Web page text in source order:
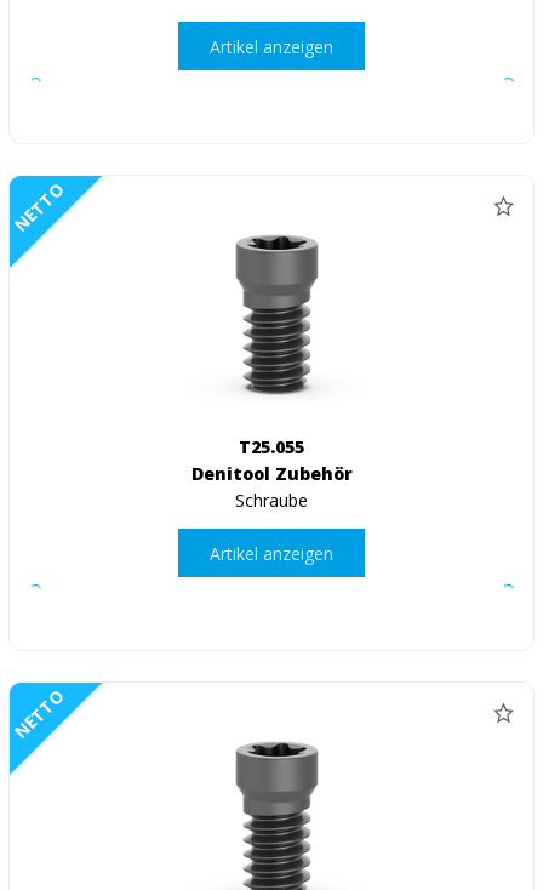
Artikel anzeigen
NETTO
T25.055
Denitool Zubehör
Schraube
Artikel anzeigen
NETTO